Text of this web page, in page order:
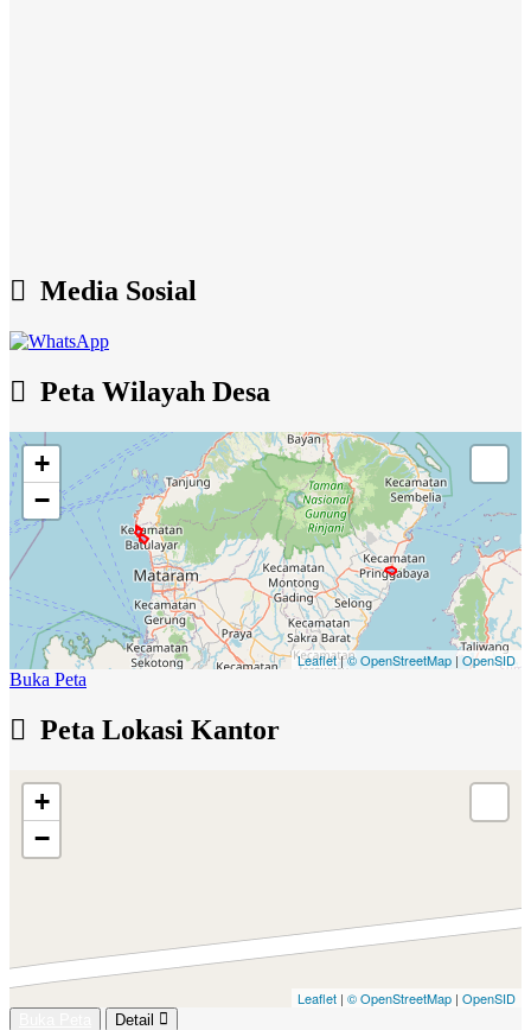
Media Sosial
Peta Wilayah Desa
+
−
Leaflet|© OpenStreetMap | OpenSID
Buka Peta
Peta Lokasi Kantor
+
−
Leaflet | © OpenStreetMap | OpenSID
Detail